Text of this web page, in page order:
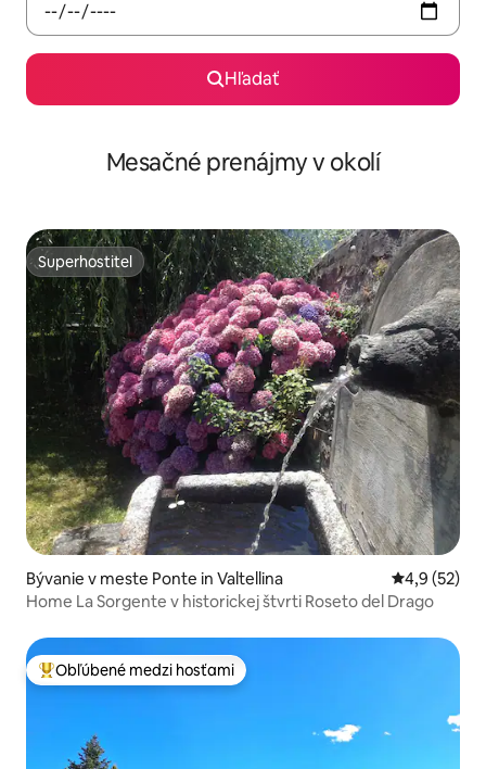
Hľadať
Mesačné prenájmy v okolí
Superhostiteľ
Superhostiteľ
Bývanie v meste Ponte in Valtellina Priemerné
4,9 (52)
Home La Sorgente v historickej štvrti Roseto del Drago
Najobľúbenejšie medzi hosťami
Obľúbené medzi hosťami